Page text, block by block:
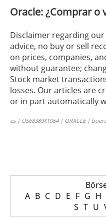
Oracle: ¿Comprar o
Disclaimer regarding
advice, no buy or sell
on prices, companies,
without guarantee;
Stock market
losses. Our articles are
or in part automatically
es | US68389X1054 | ORACLE |
A B C D E F G H
S T U